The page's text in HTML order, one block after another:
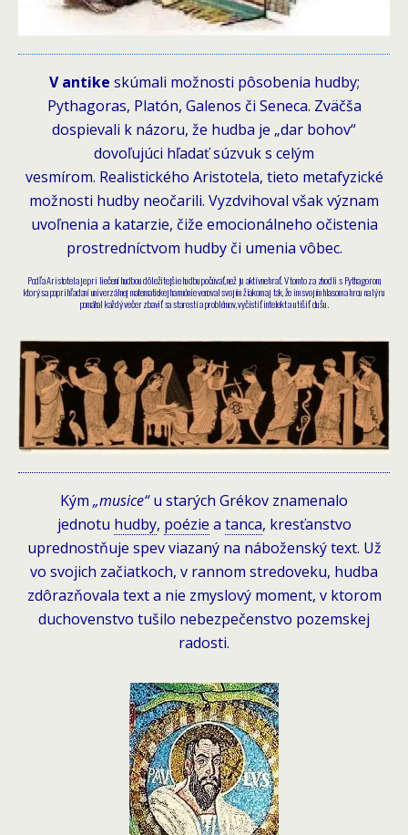
V antike skúmali možnosti pôsobenia hudby;
Pythagoras, Platón, Galenos či Seneca. Zväčša
dospievali k názoru, že hudba je „dar bohov“
dovoľujúci hľadať súzvuk s celým
vesmírom. Realistického Aristotela, tieto metafyzické
možnosti hudby neočarili. Vyzdvihoval však význam
uvoľnenia a katarzie, čiže emocionálneho očistenia
prostredníctvom hudby či umenia vôbec.
Podľa Aristotela je pri liečení hudbou dôležitejšie hudbu počúvať, než ju aktívne hrať. V tomto za zhodli s Pythagorom,
ktorý sa popri hľadaní univerzálnej matematickej harmónie venoval svojím žiakom aj tak, že im svojím hlasom a hrou na lýru
pomáhal každý večer zbaviť sa starostí a problémov, vyčistiť intelekt a utíšiť dušu.
Kým „musice“u starých Grékov znamenalo
jednotu hudby, poézie a tanca, kresťanstvo
uprednostňuje spev viazaný na náboženský text. Už
vo svojich začiatkoch, v rannom stredoveku, hudba
zdôrazňovala text a nie zmyslový moment, v ktorom
duchovenstvo tušilo nebezpečenstvo pozemskej
radosti.